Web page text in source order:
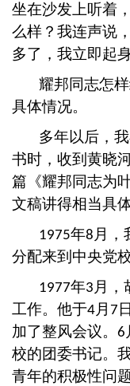
坐在沙发上听着
么样？我连声说
多了，我立即起
耀邦同志怎
具体情况。
多年以后，
书时，收到黄晓
篇《耀邦同志为
文稿讲得相当具
1975年8 月，
分配来到中央党
1977年3 月，
工作。他于4 月 7
加了整风会议。 6
校的团委书记。
青年的积极性问